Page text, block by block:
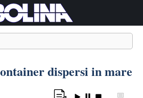
dispersi in mare